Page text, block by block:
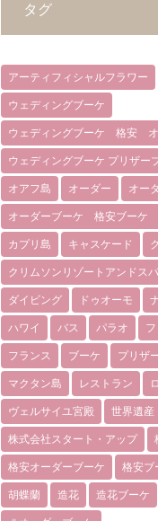
タグ
アーティフィシャルフラワー
ウェディングブーケ
ウェディングブーケ 格安 オ
ウェディングブーケ プリザー
オアフ島 オーダー オー
オーダーブーケ 格安ブーケ
カプリ島 キャスケード
クリムソンリゾートアンドスパ
ダイビング ドゥオーモ
ハワイ バス パラオ
フランス ブーケ プリザ
マクタン島 レストラン
ヴェルサイユ宮殿 世界遺産
株式会社スタート・アップ
格安オーダーブーケ 格安ブ
胡蝶蘭 造花 造花ブーケ